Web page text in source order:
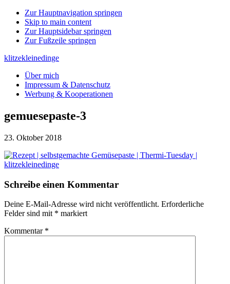
Zur Hauptnavigation springen
Skip to main content
Zur Hauptsidebar springen
Zur Fußzeile springen
klitzekleinedinge
Über mich
Impressum & Datenschutz
Werbung & Kooperationen
gemuesepaste-3
23. Oktober 2018
Leser-
Schreibe einen Kommentar
Deine E-Mail-Adresse wird nicht veröffentlicht. Erforderliche
Felder sind mit * markiert
Kommentar *